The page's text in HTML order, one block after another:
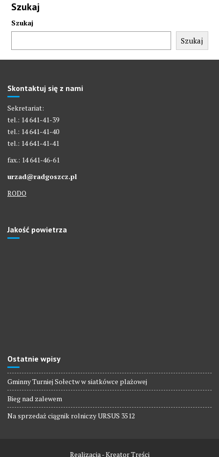
Szukaj
Szukaj
Szukaj
Skontaktuj się z nami
Sekretariat:
tel.: 14 641-41-39
tel.: 14 641-41-40
tel.: 14 641-41-41
fax.: 14 641-46-61
urzad@radgoszcz.pl
RODO
Jakość powietrza
Ostatnie wpisy
Gminny Turniej Sołectw w siatkówce plażowej
Bieg nad zalewem
Na sprzedaż ciągnik rolniczy URSUS 3512
Realizacja - Kreator Treści